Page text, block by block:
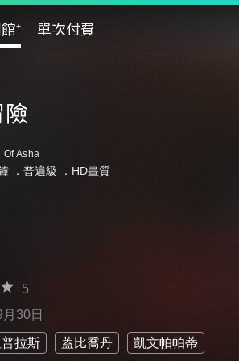
⁺ 單次付費
Of Asha
． 普遍級 ．HD畫質
5
30日
拉斯 蓋比喬丹 凱文帕帕蒂